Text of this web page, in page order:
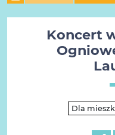
Koncert
Dla